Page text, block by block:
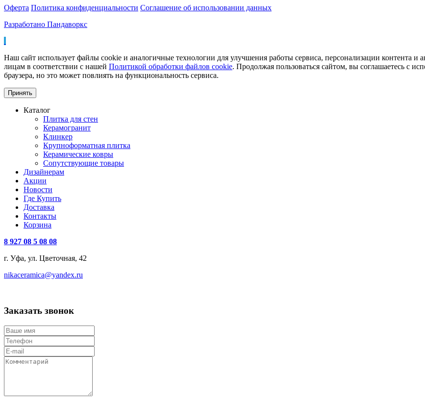
Оферта Политика конфиденциальности Соглашение об использовании данных
Разработано Пандаворкс
Наш сайт использует файлы cookie и аналогичные технологии для улучшения работы сервиса, персонализации контента и
лицам в соответствии с нашей Политикой обработки файлов cookie. Продолжая пользоваться сайтом, вы соглашаетесь с
браузера, но это может повлиять на функциональность сервиса.
Принять
Каталог
Плитка для стен
Керамогранит
Клинкер
Крупноформатная плитка
Керамические ковры
Сопутствующие товары
Дизайнерам
Акции
Новости
Где Купить
Доставка
Контакты
Корзина
8 927 08 5 08 08
г. Уфа, ул. Цветочная, 42
nikaceramica@yandex.ru
Заказать звонок